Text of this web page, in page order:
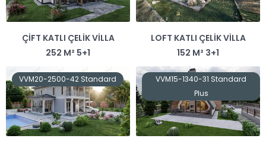
ÇIFT KATLI ÇELIK VILLA
252 M² 5+1
LOFT KATLI ÇELIK VILLA
152 M² 3+1
VVM20-2500-42 Standard
VVM15-1340-31 Standard
Plus